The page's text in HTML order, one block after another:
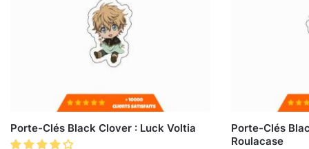
Porte-Clés Black Clover : Luck Voltia
Porte-Clés
Roulacase